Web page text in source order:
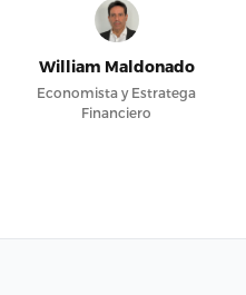
William Maldonado
Economista y Estratega
Financiero